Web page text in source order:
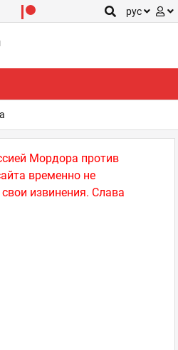
рус
Мордора против
временно не
извинения. Слава